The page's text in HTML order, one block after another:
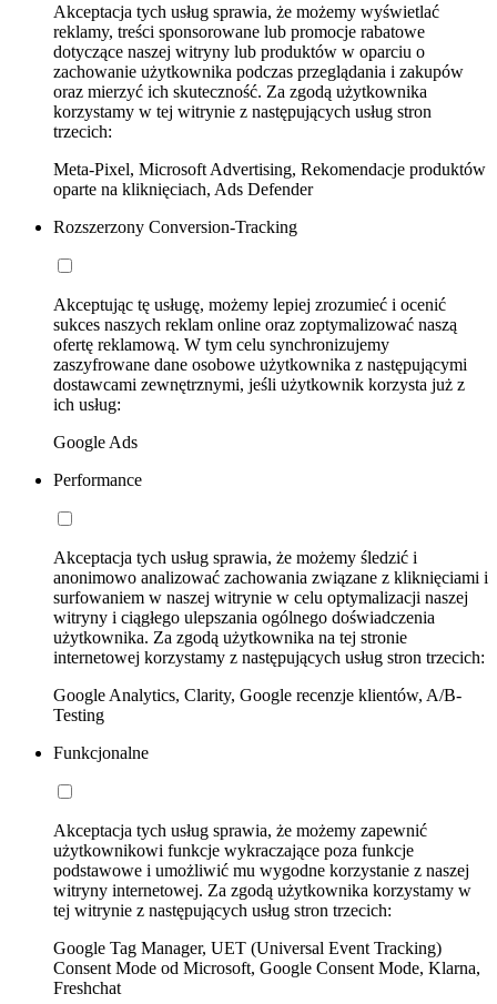
Akceptacja tych usług sprawia, że możemy wyświetlać
reklamy, treści sponsorowane lub promocje rabatowe
dotyczące naszej witryny lub produktów w oparciu o
zachowanie użytkownika podczas przeglądania i zakupów
oraz mierzyć ich skuteczność. Za zgodą użytkownika
korzystamy w tej witrynie z następujących usług stron
trzecich:
Meta-Pixel, Microsoft Advertising, Rekomendacje produktów
oparte na kliknięciach, Ads Defender
Rozszerzony Conversion-Tracking
Akceptując tę usługę, możemy lepiej zrozumieć i ocenić
sukces naszych reklam online oraz zoptymalizować naszą
ofertę reklamową. W tym celu synchronizujemy
zaszyfrowane dane osobowe użytkownika z następującymi
dostawcami zewnętrznymi, jeśli użytkownik korzysta już z
ich usług:
Google Ads
Performance
Akceptacja tych usług sprawia, że możemy śledzić i
anonimowo analizować zachowania związane z kliknięciami i
surfowaniem w naszej witrynie w celu optymalizacji naszej
witryny i ciągłego ulepszania ogólnego doświadczenia
użytkownika. Za zgodą użytkownika na tej stronie
internetowej korzystamy z następujących usług stron trzecich:
Google Analytics, Clarity, Google recenzje klientów, A/B-
Testing
Funkcjonalne
Akceptacja tych usług sprawia, że możemy zapewnić
użytkownikowi funkcje wykraczające poza funkcje
podstawowe i umożliwić mu wygodne korzystanie z naszej
witryny internetowej. Za zgodą użytkownika korzystamy w
tej witrynie z następujących usług stron trzecich:
Google Tag Manager, UET (Universal Event Tracking)
Consent Mode od Microsoft, Google Consent Mode, Klarna,
Freshchat